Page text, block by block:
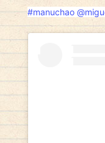
#manuchao